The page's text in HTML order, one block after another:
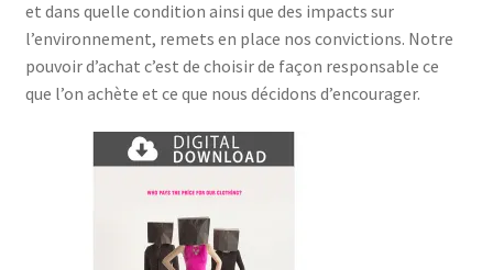
et dans quelle condition ainsi que des impacts sur
l’environnement, remets en place nos convictions. Notre
pouvoir d’achat c’est de choisir de façon responsable ce
que l’on achète et ce que nous décidons d’encourager.